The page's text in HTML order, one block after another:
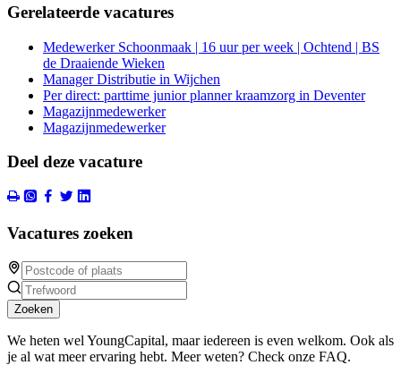
Gerelateerde vacatures
Medewerker Schoonmaak | 16 uur per week | Ochtend | BS
de Draaiende Wieken
Manager Distributie in Wijchen
Per direct: parttime junior planner kraamzorg in Deventer
Magazijnmedewerker
Magazijnmedewerker
Deel deze vacature
Vacatures zoeken
Zoeken
We heten wel YoungCapital, maar iedereen is even welkom. Ook als
je al wat meer ervaring hebt. Meer weten? Check onze FAQ.